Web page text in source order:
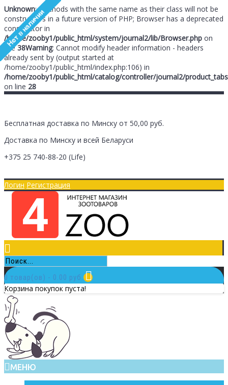
Unknown: Methods with the same name as their class will not be
constructors in a future version of PHP; Browser has a deprecated
constructor in
/home/zooby1/public_html/system/journal2/lib/Browser.php on
line38Warning: Cannot modify header information - headers
already sent by (output started at
/home/zooby1/public_html/index.php:106) in
/home/zooby1/public_html/catalog/controller/journal2/
on line 28
Бесплатная доставка по Минску от 50,00 руб.
Доставка по Минску и всей Беларуси
+375 25 740-88-20 (Life)
Логин Регистрация
0 товар(ов) - 0.00 руб.
Корзина покупок пуста!
МЕНЮ